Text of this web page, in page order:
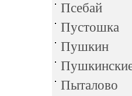
Псебай
Пустошка
Пушкин
Пыталово